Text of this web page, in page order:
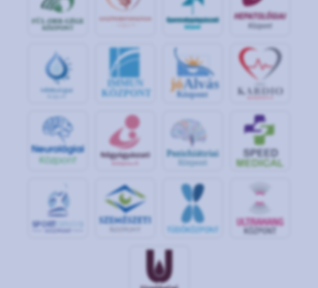
IMMUN
KÖZPONT
jóAlvás
Központ
SPORT